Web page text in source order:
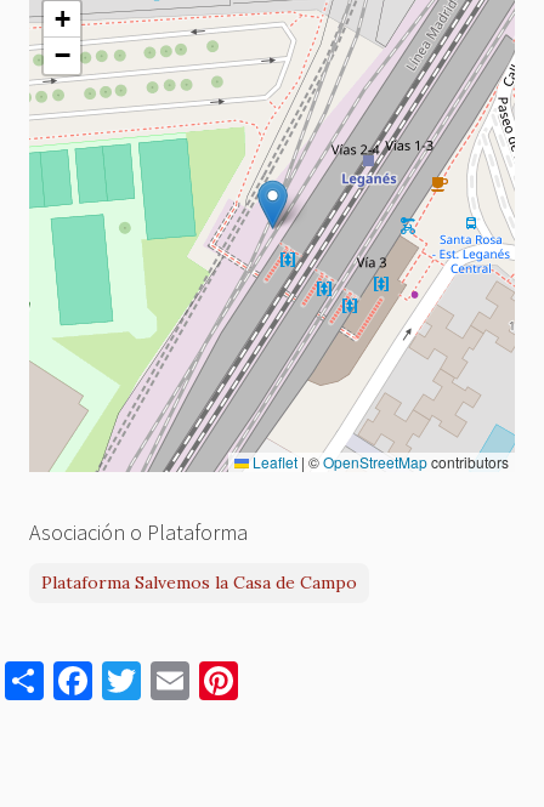
+
−
Leaflet | ©OpenStreetMapcontributors
Asociación o Plataforma
Plataforma Salvemos la Casa de Campo
S
h
F
a
T
w
E
m